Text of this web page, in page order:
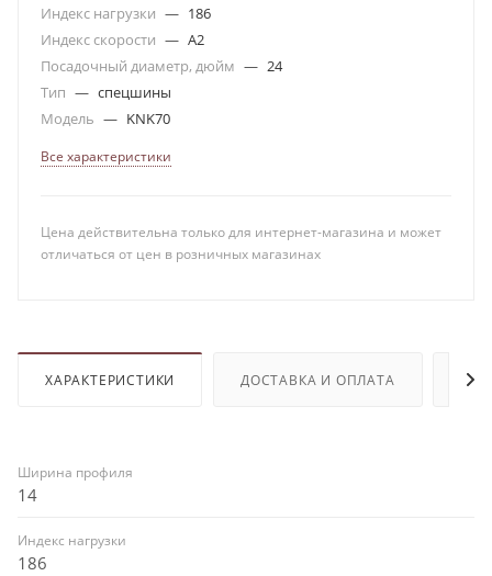
Индекс нагрузки — 186
Индекс скорости — A2
Посадочный диаметр, дюйм — 24
Тип — спецшины
Модель — KNK70
Все характеристики
Цена действительна только для интернет-магазина и может
отличаться от цен в розничных магазинах
ХАРАКТЕРИСТИКИ ДОСТАВКА И ОПЛАТА
Ширина профиля
14
Индекс нагрузки
186